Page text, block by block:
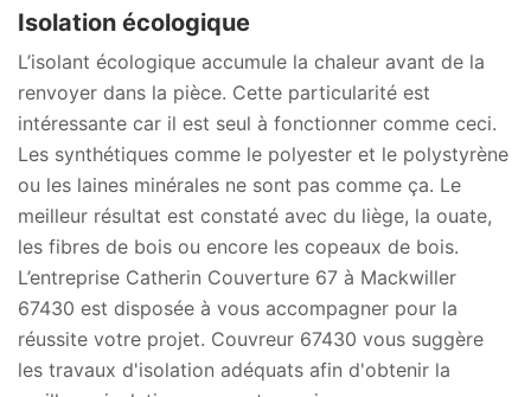
Isolation écologique
L’isolant écologique accumule la chaleur avant de la
renvoyer dans la pièce. Cette particularité est
intéressante car il est seul à fonctionner comme ceci.
Les synthétiques comme le polyester et le polystyrène
ou les laines minérales ne sont pas comme ça. Le
meilleur résultat est constaté avec du liège, la ouate,
les fibres de bois ou encore les copeaux de bois.
L’entreprise Catherin Couverture 67 à Mackwiller
67430 est disposée à vous accompagner pour la
réussite votre projet. Couvreur 67430 vous suggère
les travaux d'isolation adéquats afin d'obtenir la